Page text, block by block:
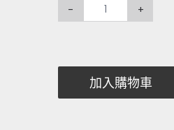
- +
加入購物車